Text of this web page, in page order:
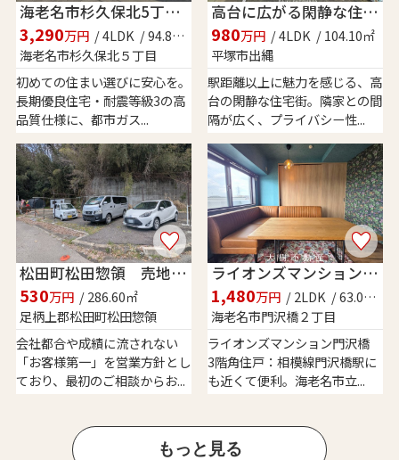
海老名市杉久保北5丁目 新築戸建て 全3棟
3,290万円 / 4LDK / 94.81㎡
海老名市杉久保北５丁目
初めての住まい選びに安心を。
長期優良住宅・耐震等級3の高
品質仕様に、都市ガス...
高台に広がる閑静な住宅 暮らしの楽しみ
980万円 / 4LDK / 104.10㎡
平塚市出縄
駅距離以上に魅力を感じる、高
台の閑静な住宅街。隣家との間
隔が広く、プライバシー性...
松田町松田惣領 売地 ■資材置場・駐車場■
530万円 / 286.60㎡
足柄上郡松田町松田惣領
会社都合や成績に流されない
「お客様第一」を営業方針とし
ており、最初のご相談からお...
ライオンズマンション門沢橋 3階角住戸
1,480万円 / 2LDK / 63.00㎡
海老名市門沢橋２丁目
ライオンズマンション門沢橋
3階角住戸：相模線門沢橋駅に
も近くて便利。海老名市立...
もっと見る